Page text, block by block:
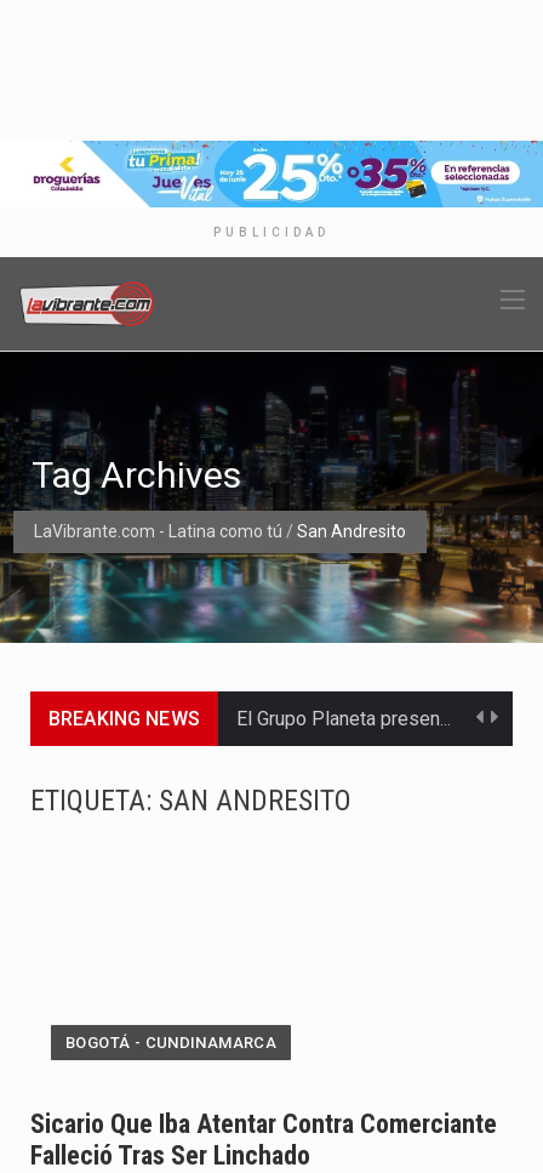
PUBLICIDAD
LaVibrante.com - Latina como tú / San Andresito
Tag Archives
BREAKING NEWS El Grupo Planeta presenta una nueva selección editorial para este…
La comedia romántica escrita y dirigida por Dago García cuenta…
ETIQUETA: SAN ANDRESITO
BOGOTÁ - CUNDINAMARCA
Sicario Que Iba Atentar Contra Comerciante
Falleció Tras Ser Linchado